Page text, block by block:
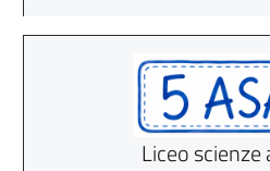
Liceo scienze